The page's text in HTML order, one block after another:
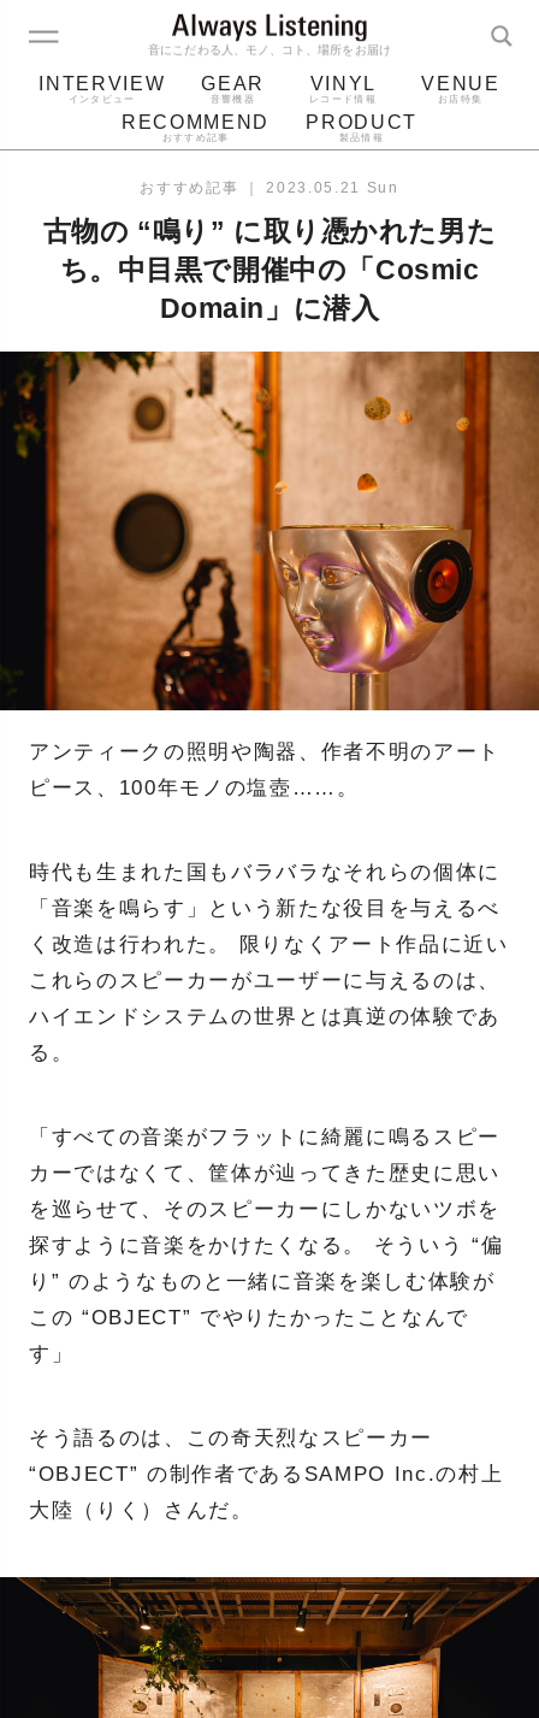
音にこだわる人、モノ、コト、場所をお届け
INTERVIEW
インタビュー
GEAR
音響機器
VINYL
レコード情報
VENUE
お店特集
RECOMMEND
おすすめ記事
PRODUCT
製品情報
ジャケット bluetooth アルバム
レコード針
おすすめ記事 ｜ 2023.05.21 Sun
古物の “鳴り” に取り憑かれた男た
ち。中目黒で開催中の「Cosmic
Domain」に潜入
アンティークの照明や陶器、作者不明のアート
ピース、100年モノの塩壺……。
時代も生まれた国もバラバラなそれらの個体に
「音楽を鳴らす」という新たな役目を与えるべ
く改造は行われた。 限りなくアート作品に近い
これらのスピーカーがユーザーに与えるのは、
ハイエンドシステムの世界とは真逆の体験であ
る。
「すべての音楽がフラットに綺麗に鳴るスピー
カーではなくて、筐体が辿ってきた歴史に思い
を巡らせて、そのスピーカーにしかないツボを
探すように音楽をかけたくなる。 そういう “偏
り” のようなものと一緒に音楽を楽しむ体験が
この “OBJECT” でやりたかったことなんで
す」
そう語るのは、この奇天烈なスピーカー
“OBJECT” の制作者であるSAMPO Inc.の村上
大陸（りく）さんだ。